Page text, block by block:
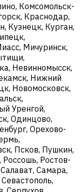
Комсомольск-
Краснодар,
Кузнецк, Курган,
Мичуринск,
Невинномысск,
Нижний
Новомосковск,
Уренгой,
Одинцово,
Орехово-
Псков, Пушкин,
Ростов-
Самара,